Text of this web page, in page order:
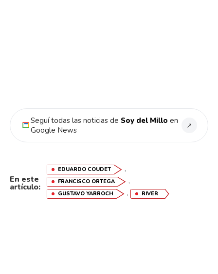
Seguí todas las noticias de Soy del Millo en
Google News
↗
En este
artículo:
EDUARDO COUDET ,
FRANCISCO ORTEGA ,
GUSTAVO YARROCH , RIVER